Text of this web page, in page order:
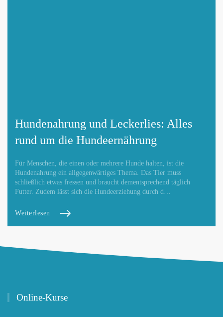
Hundenahrung und Leckerlies: Alles
rund um die Hundeernährung
Für Menschen, die einen oder mehrere Hunde halten, ist die
Hundenahrung ein allgegenwärtiges Thema. Das Tier muss
schließlich etwas fressen und braucht dementsprechend täglich
Futter. Zudem lässt sich die Hundeerziehung durch d…
Weiterlesen
Online-Kurse